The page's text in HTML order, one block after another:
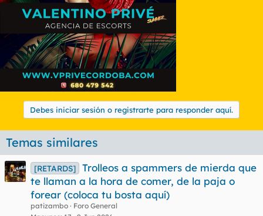
Debes iniciar sesión o registrarte para responder aquí.
Temas similares
[RETARDS]
Trolleos a spammers de mierda que
te llaman a la hora de comer, de la paja o
forear (coloca tu bosta aquí)
patizambo
Foro General